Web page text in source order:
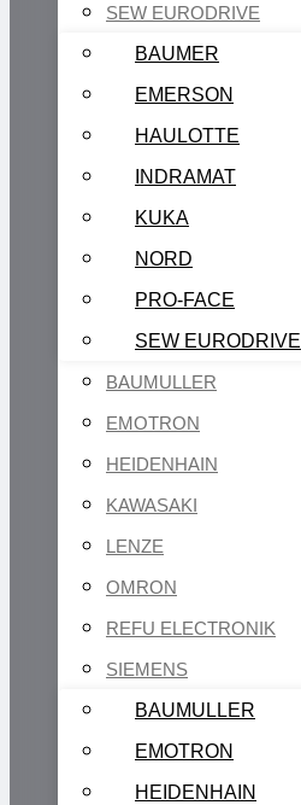
SEW EURODRIVE
BAUMER
EMERSON
HAULOTTE
INDRAMAT
KUKA
NORD
PRO-FACE
SEW EURODRIVE
BAUMULLER
EMOTRON
HEIDENHAIN
KAWASAKI
LENZE
OMRON
REFU ELECTRONIK
SIEMENS
BAUMULLER
EMOTRON
HEIDENHAIN